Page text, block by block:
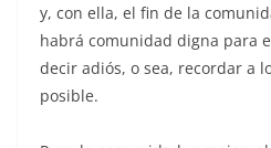
y, con ella, el fin de la
habrá comunidad digna para
decir adiós, o sea, recordar a
posible.